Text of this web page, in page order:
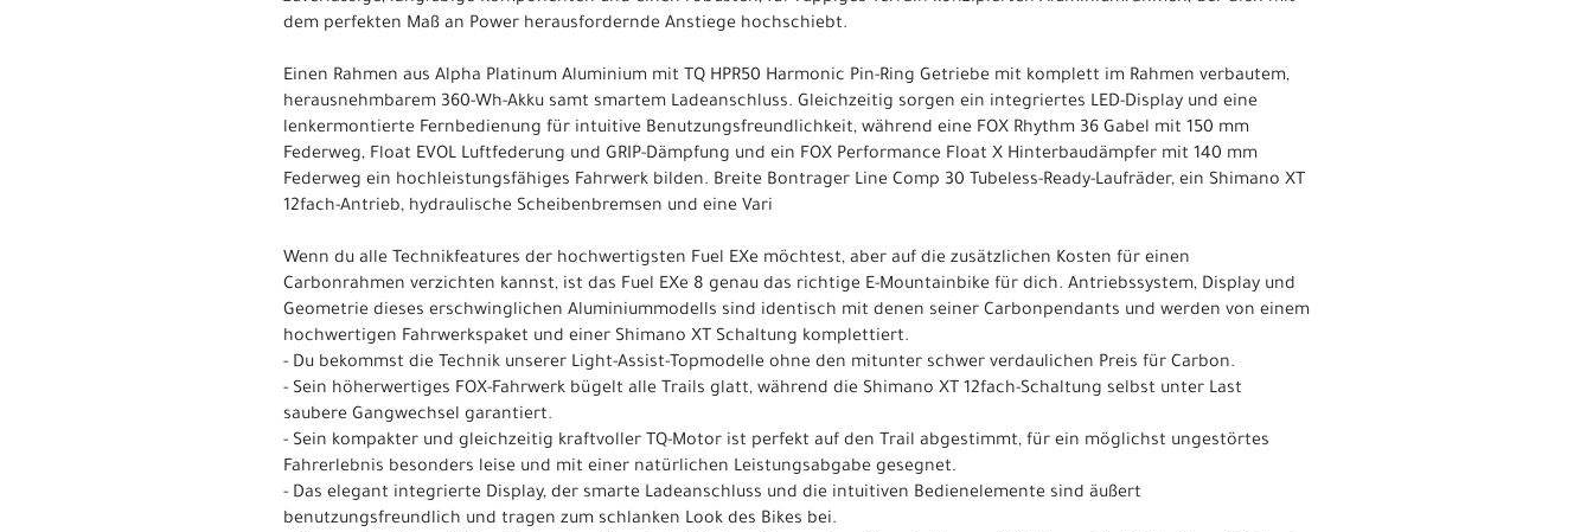
dem perfekten Maß an Power herausfordernde Anstiege hochschiebt.
Einen Rahmen aus Alpha Platinum Aluminium mit TQ HPR50 Harmonic Pin-Ring Getriebe mit komplett im Rahmen verbautem,
herausnehmbarem 360-Wh-Akku samt smartem Ladeanschluss. Gleichzeitig sorgen ein integriertes LED-Display und eine
lenkermontierte Fernbedienung für intuitive Benutzungsfreundlichkeit, während eine FOX Rhythm 36 Gabel mit 150 mm
Federweg, Float EVOL Luftfederung und GRIP-Dämpfung und ein FOX Performance Float X Hinterbaudämpfer mit 140 mm
Federweg ein hochleistungsfähiges Fahrwerk bilden. Breite Bontrager Line Comp 30 Tubeless-Ready-Laufräder, ein Shimano XT
12fach-Antrieb, hydraulische Scheibenbremsen und eine Vari
Wenn du alle Technikfeatures der hochwertigsten Fuel EXe möchtest, aber auf die zusätzlichen Kosten für einen
Carbonrahmen verzichten kannst, ist das Fuel EXe 8 genau das richtige E-Mountainbike für dich. Antriebssystem, Display und
Geometrie dieses erschwinglichen Aluminiummodells sind identisch mit denen seiner Carbonpendants und werden von einem
hochwertigen Fahrwerkspaket und einer Shimano XT Schaltung komplettiert.
- Du bekommst die Technik unserer Light-Assist-Topmodelle ohne den mitunter schwer verdaulichen Preis für Carbon.
- Sein höherwertiges FOX-Fahrwerk bügelt alle Trails glatt, während die Shimano XT 12fach-Schaltung selbst unter Last
saubere Gangwechsel garantiert.
- Sein kompakter und gleichzeitig kraftvoller TQ-Motor ist perfekt auf den Trail abgestimmt, für ein möglichst ungestörtes
Fahrerlebnis besonders leise und mit einer natürlichen Leistungsabgabe gesegnet.
- Das elegant integrierte Display, der smarte Ladeanschluss und die intuitiven Bedienelemente sind äußert
benutzungsfreundlich und tragen zum schlanken Look des Bikes bei.